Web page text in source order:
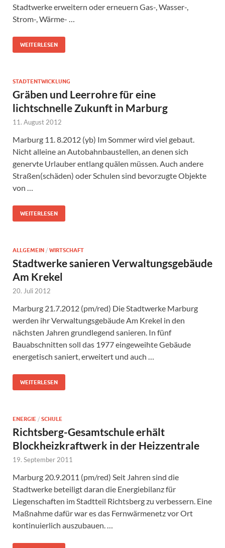
Stadtwerke erweitern oder erneuern Gas-, Wasser-,
Strom-, Wärme- …
WEITERLESEN
STADTENTWICKLUNG
Gräben und Leerrohre für eine
lichtschnelle Zukunft in Marburg
11. August 2012
Marburg 11. 8.2012 (yb) Im Sommer wird viel gebaut.
Nicht alleine an Autobahnbaustellen, an denen sich
genervte Urlauber entlang quälen müssen. Auch andere
Straßen(schäden) oder Schulen sind bevorzugte Objekte
von …
WEITERLESEN
ALLGEMEIN / WIRTSCHAFT
Stadtwerke sanieren Verwaltungsgebäude
Am Krekel
20. Juli 2012
Marburg 21.7.2012 (pm/red) Die Stadtwerke Marburg
werden ihr Verwaltungsgebäude Am Krekel in den
nächsten Jahren grundlegend sanieren. In fünf
Bauabschnitten soll das 1977 eingeweihte Gebäude
energetisch saniert, erweitert und auch …
WEITERLESEN
ENERGIE / SCHULE
Richtsberg-Gesamtschule erhält
Blockheizkraftwerk in der Heizzentrale
19. September 2011
Marburg 20.9.2011 (pm/red) Seit Jahren sind die
Stadtwerke beteiligt daran die Energiebilanz für
Liegenschaften im Stadtteil Richtsberg zu verbessern. Eine
Maßnahme dafür war es das Fernwärmenetz vor Ort
kontinuierlich auszubauen. …